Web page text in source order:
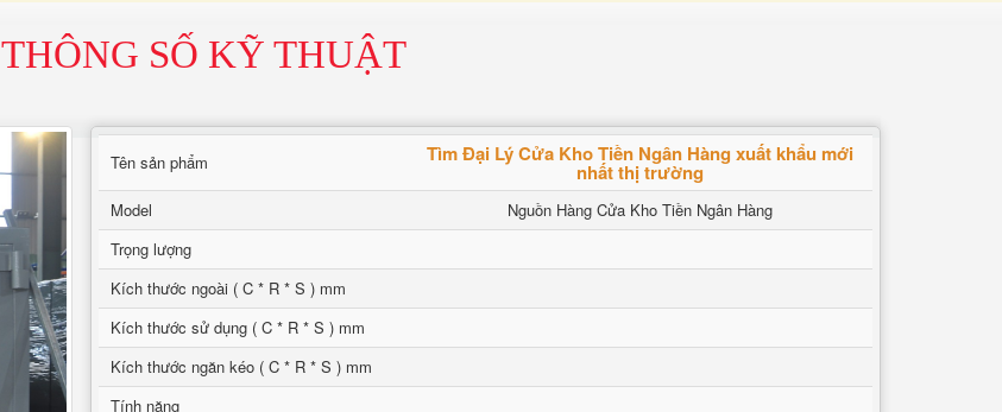
THÔNG SỐ KỸ THUẬT
Tên sản phẩm Tìm Đại Lý Cửa Kho Tiền Ngân Hàng xuất khẩu mới
nhất thị trường
Model
Nguồn Hàng Cửa Kho Tiền Ngân Hàng
Trọng lượng
Kích thước ngoài ( C * R * S ) mm
Kích thước sử dụng ( C * R * S ) mm
Kích thước ngăn kéo ( C * R * S ) mm
Tính năng